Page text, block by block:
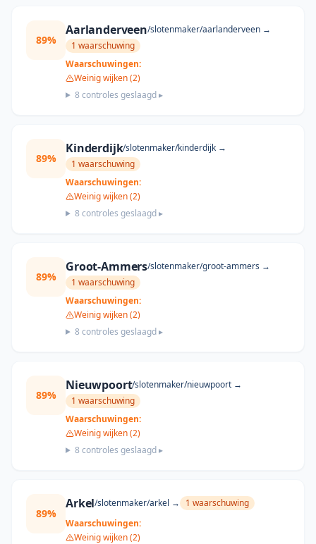
89%
Aarlanderveen/slotenmaker/aarlanderveen→
1 waarschuwing
Waarschuwingen:
Weinig wijken (2)
8controles geslaagd ▸
89%
Kinderdijk/slotenmaker/kinderdijk →
1 waarschuwing
Waarschuwingen:
Weinig wijken (2)
8controles geslaagd ▸
89%
Groot-Ammers/slotenmaker/groot-ammers →
1 waarschuwing
Waarschuwingen:
Weinig wijken (2)
8controles geslaagd ▸
89%
Nieuwpoort/slotenmaker/nieuwpoort →
1 waarschuwing
Waarschuwingen:
Weinig wijken (2)
8controles geslaagd ▸
89%
Arkel/slotenmaker/arkel → 1 waarschuwing
Waarschuwingen:
Weinig wijken (2)